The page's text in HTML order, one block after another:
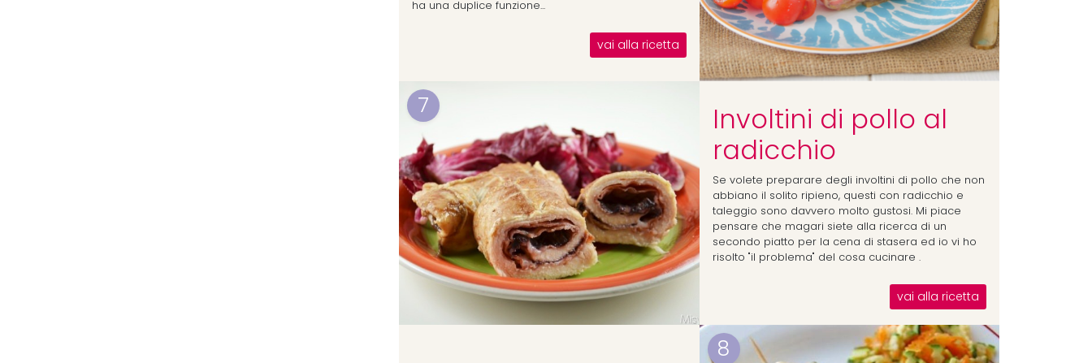
ha una duplice funzione...
vai alla ricetta
7
Involtini di pollo al
radicchio
Se volete preparare degli involtini di pollo che non
abbiano il solito ripieno, questi con radicchio e
taleggio sono davvero molto gustosi. Mi piace
pensare che magari siete alla ricerca di un
secondo piatto per la cena di stasera ed io vi ho
risolto "il problema" del cosa cucinare .
vai alla ricetta
8